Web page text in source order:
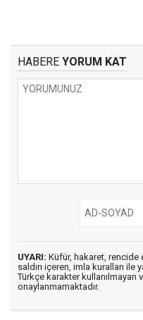
HABERE YORUM KAT
UYARI: Küfür, hakaret, rencide
saldırı içeren, imla kuralları ile
Türkçe karakter kullanılmayan
onaylanmamaktadır.